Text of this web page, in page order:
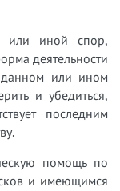
или иной спор,
деятельности
данном или ином
и убедиться,
последним
помощь по
и имеющимся